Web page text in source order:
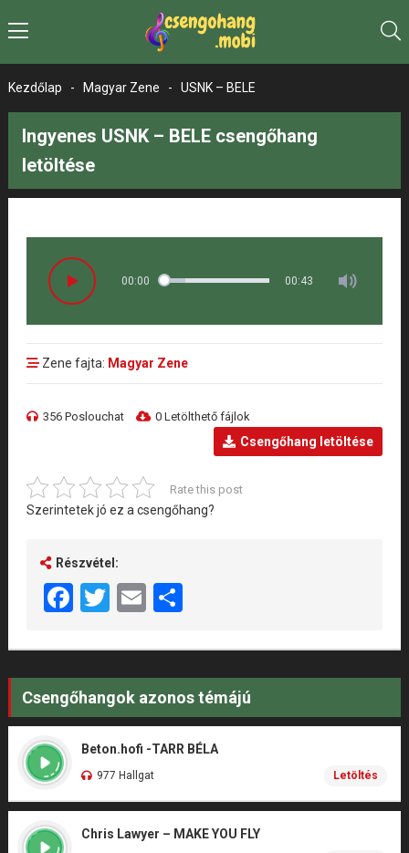
Kezdőlap - Magyar Zene - USNK – BELE
Ingyenes USNK – BELE csengőhang
letöltése
00:00 00:43
Zene fajta: Magyar Zene
356 Poslouchat 0 Letölthető fájlok
Csengőhang letöltése
Rate this post
Szerintetek jó ez a csengőhang?
Részvétel:
Facebook
Twitter
EmailShare
Csengőhangok azonos témájú
Beton.hofi -TARR BÉLA
977 Hallgat Letöltés
Chris Lawyer – MAKE YOU FLY